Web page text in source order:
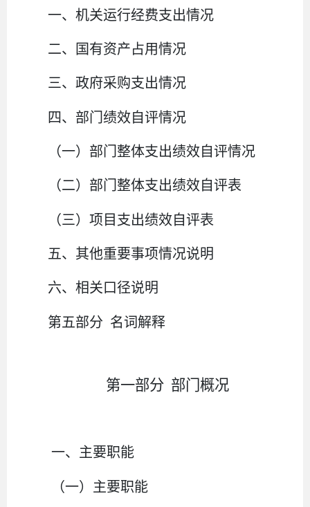
一、机关运行经费支出情况
二、国有资产占用情况
三、政府采购支出情况
四、部门绩效自评情况
（一）部门整体支出绩效自评情况
（二）部门整体支出绩效自评表
（三）项目支出绩效自评表
五、其他重要事项情况说明
六、相关口径说明
第五部分 名词解释
第一部分 部门概况
一、主要职能
（一）主要职能